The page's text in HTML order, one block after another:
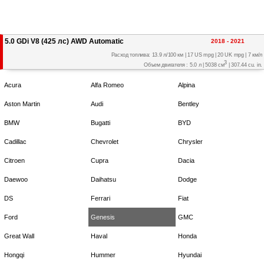
5.0 GDi V8 (425 лс) AWD Automatic 2018 - 2021
Расход топлива: 13.9 л/100 км | 17 US mpg | 20 UK mpg | 7 км/л
Объем двигателя : 5.0 л | 5038 см3 | 307.44 cu. in.
Acura Alfa Romeo Alpina
Aston Martin Audi Bentley
BMW Bugatti BYD
Cadillac Chevrolet Chrysler
Citroen Cupra Dacia
Daewoo Daihatsu Dodge
DS Ferrari Fiat
Ford Genesis GMC
Great Wall Haval Honda
Hongqi Hummer Hyundai